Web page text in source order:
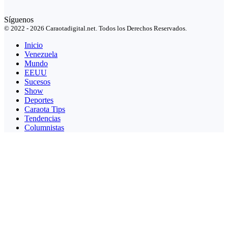
Síguenos
© 2022 - 2026 Caraotadigital.net. Todos los Derechos Reservados.
Inicio
Venezuela
Mundo
EEUU
Sucesos
Show
Deportes
Caraota Tips
Tendencias
Columnistas